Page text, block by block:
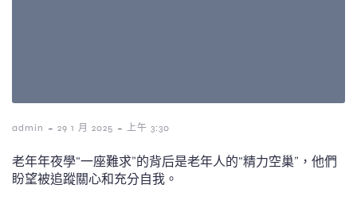
admin - 29 1 月 2025 - 上午 3:30
老年年夜學“一座難求”的背后是老年人的“精力空巢”，他們
盼望被追蹤關心和充分自我。